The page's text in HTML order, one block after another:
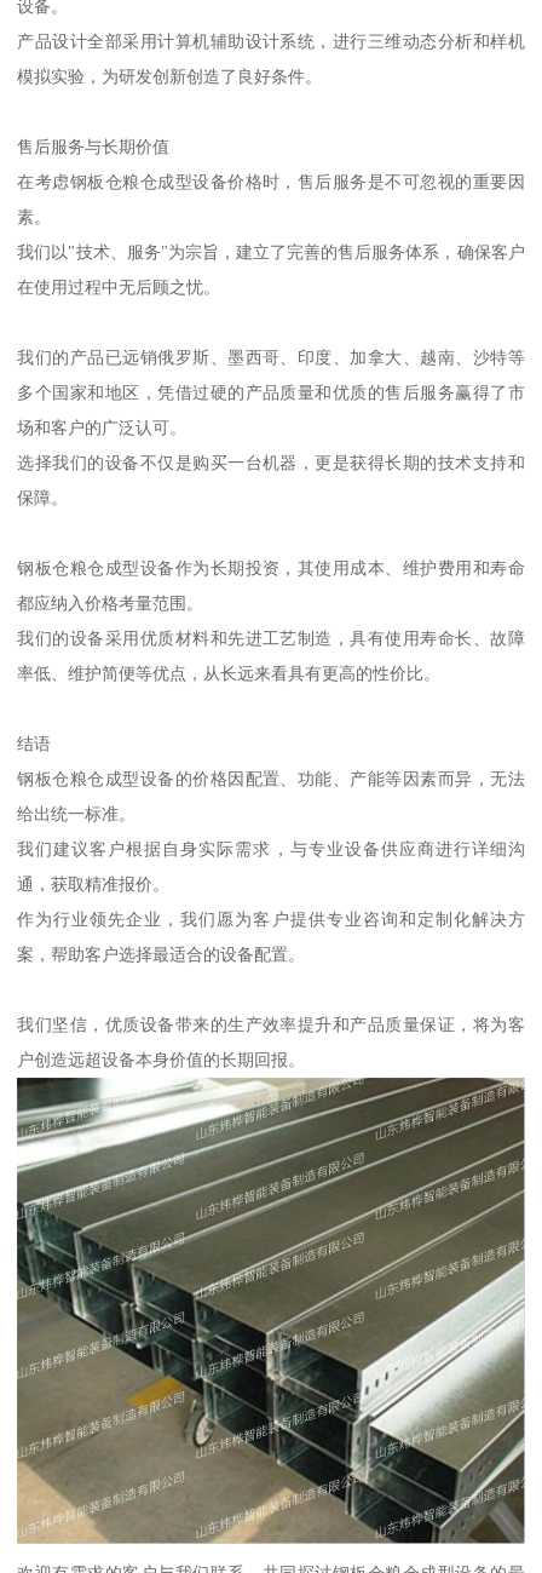
设备。
产品设计全部采用计算机辅助设计系统，进行三维动态分析和样机
模拟实验，为研发创新创造了良好条件。
售后服务与长期价值
在考虑钢板仓粮仓成型设备价格时，售后服务是不可忽视的重要因
素。
我们以"技术、服务"为宗旨，建立了完善的售后服务体系，确保客户
在使用过程中无后顾之忧。
我们的产品已远销俄罗斯、墨西哥、印度、加拿大、越南、沙特等
多个国家和地区，凭借过硬的产品质量和优质的售后服务赢得了市
场和客户的广泛认可。
选择我们的设备不仅是购买一台机器，更是获得长期的技术支持和
保障。
钢板仓粮仓成型设备作为长期投资，其使用成本、维护费用和寿命
都应纳入价格考量范围。
我们的设备采用优质材料和先进工艺制造，具有使用寿命长、故障
率低、维护简便等优点，从长远来看具有更高的性价比。
结语
钢板仓粮仓成型设备的价格因配置、功能、产能等因素而异，无法
给出统一标准。
我们建议客户根据自身实际需求，与专业设备供应商进行详细沟
通，获取精准报价。
作为行业领先企业，我们愿为客户提供专业咨询和定制化解决方
案，帮助客户选择最适合的设备配置。
我们坚信，优质设备带来的生产效率提升和产品质量保证，将为客
户创造远超设备本身价值的长期回报。